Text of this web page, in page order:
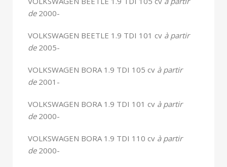
de 2000-
VOLKSWAGEN BEETLE 1.9 TDI 101 cv à partir
de 2005-
VOLKSWAGEN BORA 1.9 TDI 105 cv à partir
de 2001-
VOLKSWAGEN BORA 1.9 TDI 101 cv à partir
de 2000-
VOLKSWAGEN BORA 1.9 TDI 110 cv à partir
de 2000-